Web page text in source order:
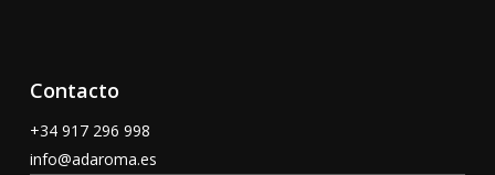
Contacto
+34 917 296 998
info@adaroma.es